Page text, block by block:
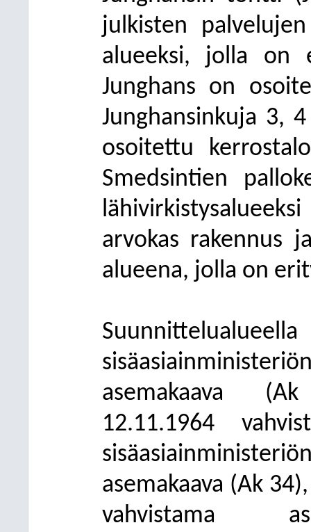
julkisten
alueeksi, jolla on
Junghans on
Junghansinkuja 3,
osoitettu
Smedsintien
arvokas rakennus
alueena, jolla on
asemakaava
12.11.1964
asemakaava (Ak
vahvistama